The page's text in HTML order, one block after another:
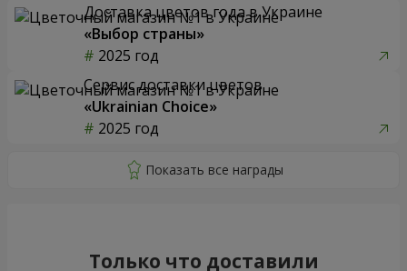
Доставка цветов года в Украине
«Выбор страны»
2025 год
Сервис доставки цветов
«Ukrainian Choice»
2025 год
Только что доставили